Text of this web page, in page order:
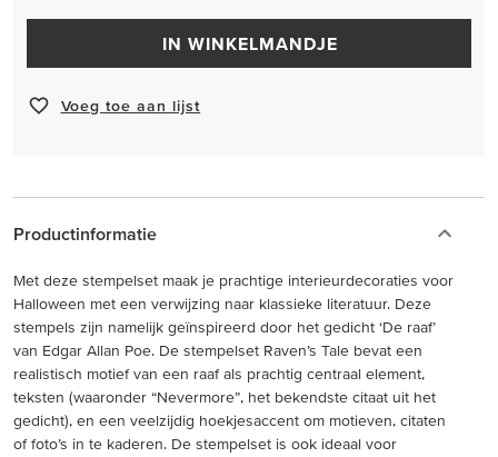
IN WINKELMANDJE
Voeg toe aan lijst
Productinformatie
Met deze stempelset maak je prachtige interieurdecoraties voor
Halloween met een verwijzing naar klassieke literatuur. Deze
stempels zijn namelijk geïnspireerd door het gedicht ‘De raaf’
van Edgar Allan Poe. De stempelset Raven’s Tale bevat een
realistisch motief van een raaf als prachtig centraal element,
teksten (waaronder “Nevermore”, het bekendste citaat uit het
gedicht), en een veelzijdig hoekjesaccent om motieven, citaten
of foto’s in te kaderen. De stempelset is ook ideaal voor